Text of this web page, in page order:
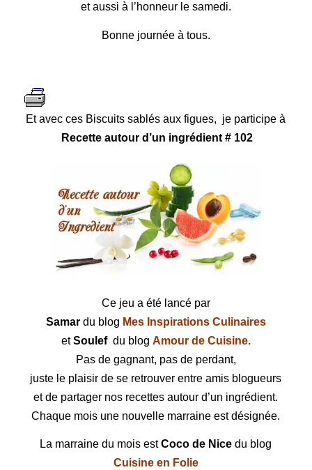
et aussi à l’honneur le samedi.
Bonne journée à tous.
Et avec ces Biscuits sablés aux figues, je participe à
Recette autour d’un ingrédient # 102
Ce jeu a été lancé par
Samardu blog Mes Inspirations Culinaires
etSoulefdu blog Amour de Cuisine.
Pas de gagnant, pas de perdant,
juste le plaisir de se retrouver entre amis blogueurs
et de partager nos recettes autour d’un ingrédient.
Chaque mois une nouvelle marraine est désignée.
La marraine du mois estCoco de Nice du blog
Cuisine en Folie